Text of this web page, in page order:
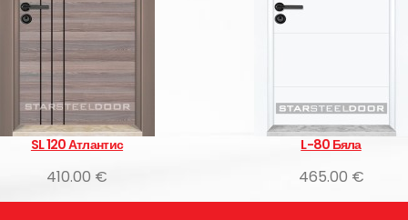
SL 120 Атлантис
410.00 €
L-80 Бяла
465.00 €